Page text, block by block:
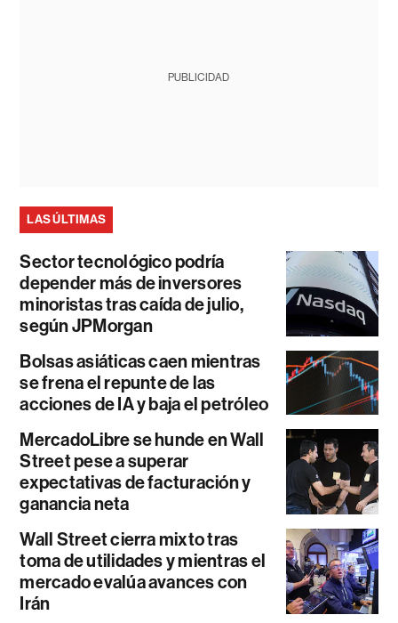
PUBLICIDAD
LAS ÚLTIMAS
Sector tecnológico podría
depender más de inversores
minoristas tras caída de julio,
según JPMorgan
Bolsas asiáticas caen mientras
se frena el repunte de las
acciones de IA y baja el petróleo
MercadoLibre se hunde en Wall
Street pese a superar
expectativas de facturación y
ganancia neta
Wall Street cierra mixto tras
toma de utilidades y mientras el
mercado evalúa avances con
Irán